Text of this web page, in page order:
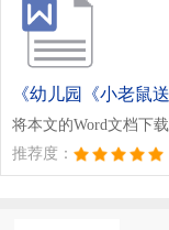
《幼儿园《小老鼠
将本文的Word文档下
推荐度：